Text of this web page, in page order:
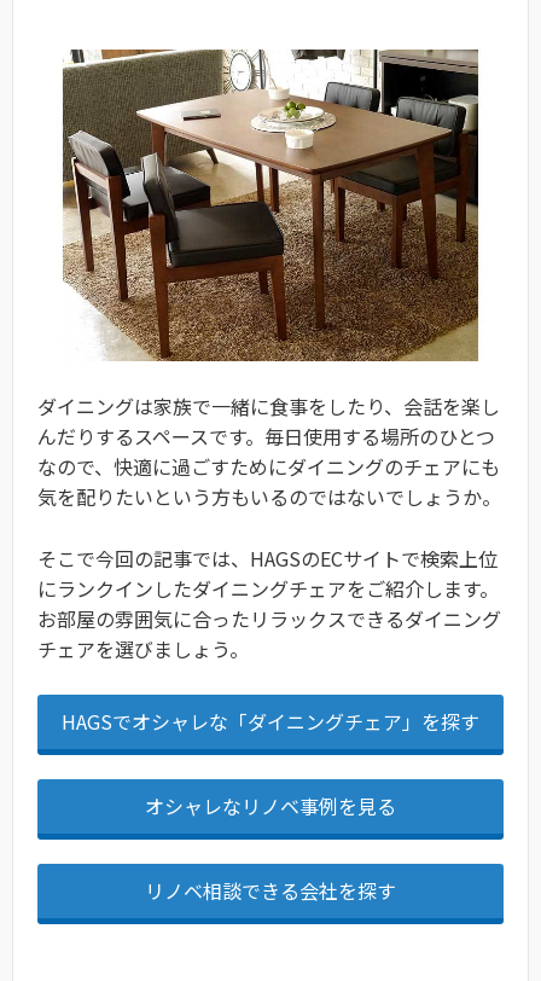
ダイニングは家族で一緒に食事をしたり、会話を楽し
んだりするスペースです。毎日使用する場所のひとつ
なので、快適に過ごすためにダイニングのチェアにも
気を配りたいという方もいるのではないでしょうか。
そこで今回の記事では、HAGSのECサイトで検索上位
にランクインしたダイニングチェアをご紹介します。
お部屋の雰囲気に合ったリラックスできるダイニング
チェアを選びましょう。
HAGSでオシャレな「ダイニングチェア」を探す
オシャレなリノベ事例を見る
リノベ相談できる会社を探す